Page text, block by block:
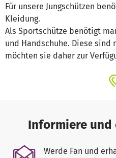
Für unsere Jungschützen
Kleidung.
Als Sportschütze benötigt
und Handschuhe. Diese sind
möchten sie daher zur
Informiere und
Werde Fan und